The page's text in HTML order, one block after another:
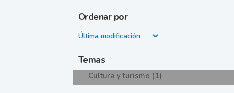
Ordenar por
Temas
Cultura y turismo (1)